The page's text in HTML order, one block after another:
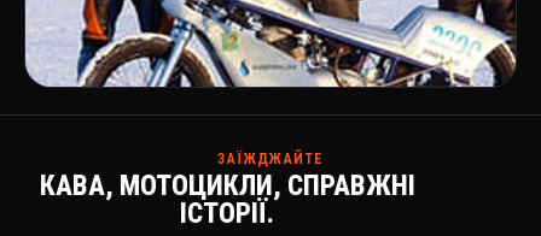
ЗАЇЖДЖАЙТЕ
КАВА, МОТОЦИКЛИ, СПРАВЖНІ
ІСТОРІЇ.